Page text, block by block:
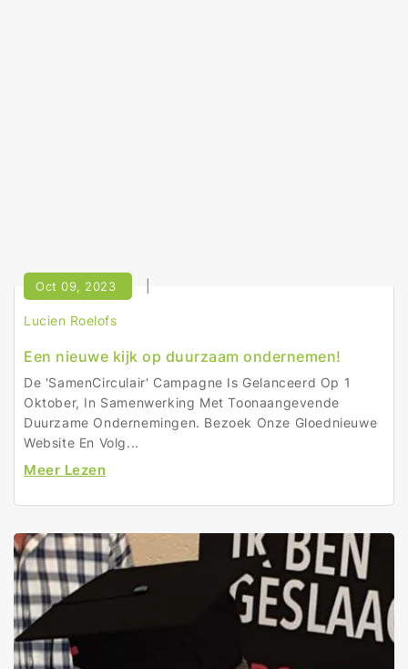
Oct 09, 2023
Lucien Roelofs
Een nieuwe kijk op duurzaam ondernemen!
De 'SamenCirculair' Campagne Is Gelanceerd Op 1
Oktober, In Samenwerking Met Toonaangevende
Duurzame Ondernemingen. Bezoek Onze Gloednieuwe
Website En Volg...
Meer Lezen